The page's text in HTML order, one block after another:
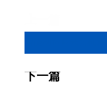
下一篇